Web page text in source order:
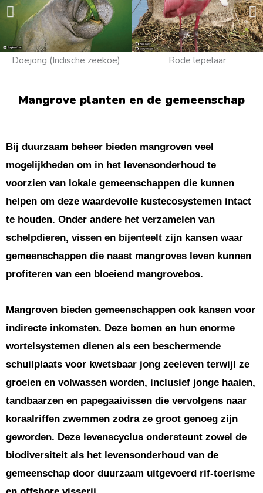
Doejong (Indische zeekoe) Rode lepelaar
Mangrove planten en de gemeenschap
Bij duurzaam beheer bieden mangroven veel
mogelijkheden om in het levensonderhoud te
voorzien van lokale gemeenschappen die kunnen
helpen om deze waardevolle kustecosystemen intact
te houden. Onder andere het verzamelen van
schelpdieren, vissen en bijenteelt zijn kansen waar
gemeenschappen die naast mangroves leven kunnen
profiteren van een bloeiend mangrovebos.
Mangroven bieden gemeenschappen ook kansen voor
indirecte inkomsten. Deze bomen en hun enorme
wortelsystemen dienen als een beschermende
schuilplaats voor kwetsbaar jong zeeleven terwijl ze
groeien en volwassen worden, inclusief jonge haaien,
tandbaarzen en papegaaivissen die vervolgens naar
koraalriffen zwemmen zodra ze groot genoeg zijn
geworden. Deze levenscyclus ondersteunt zowel de
biodiversiteit als het levensonderhoud van de
gemeenschap door duurzaam uitgevoerd rif-toerisme